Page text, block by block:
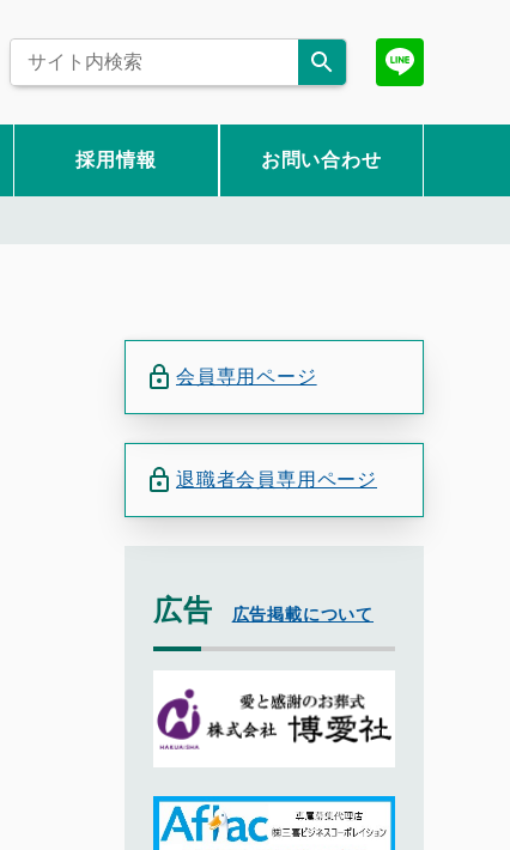
採用情報 お問い合わせ
会員専用ページ
退職者会員専用ページ
広告 広告掲載について